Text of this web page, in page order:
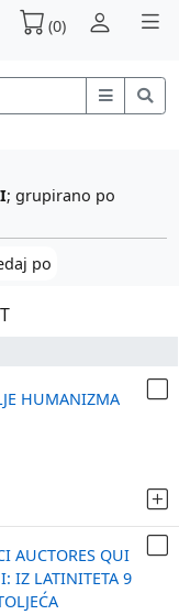
(0)
; grupirano po
po
HUMANIZMA
AUCTORES QUI
IZ LATINITETA 9